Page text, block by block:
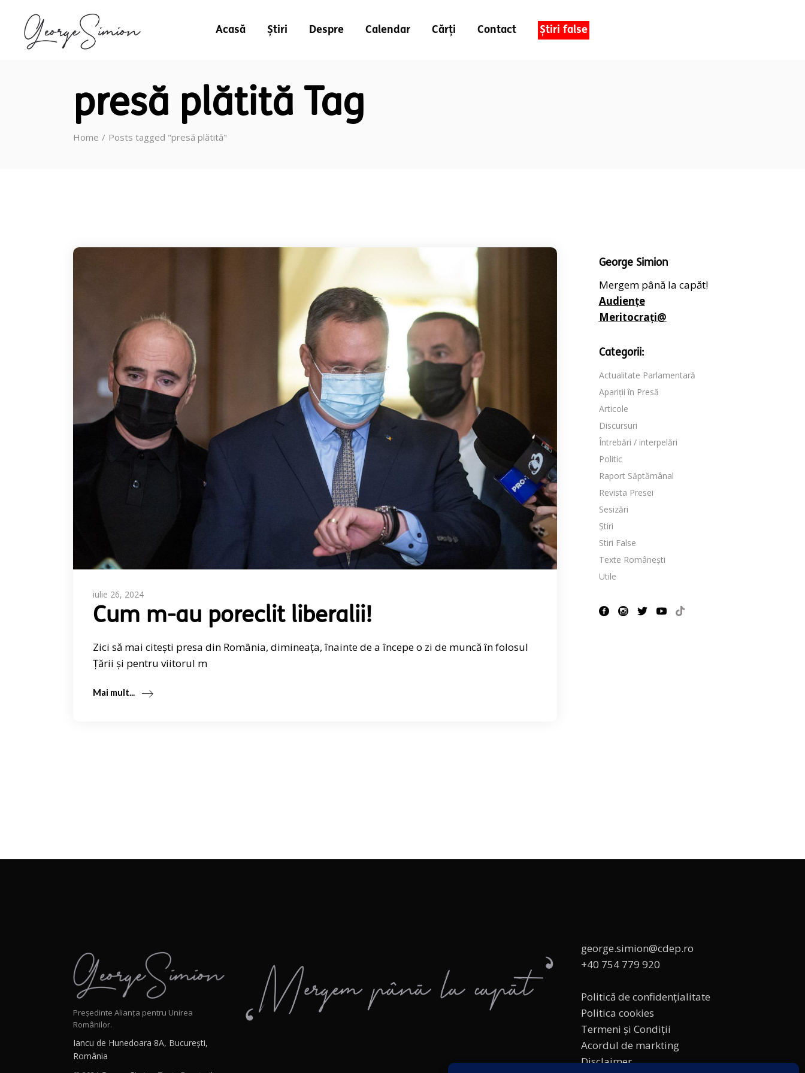
Acasă Știri Despre Calendar Cărți Contact Știri false
presă plătită Tag
Home Posts tagged "presă plătită"
iulie 26, 2024
Cum m-au poreclit liberalii!
Zici să mai citești presa din România, dimineața, înainte de a începe o zi de muncă în folosul
Țării și pentru viitorul m
Mai mult...
George Simion
Mergem până la capăt!
Audiențe
Meritocrați@
Categorii:
Actualitate Parlamentară
Apariții în Presă
Articole
Discursuri
Întrebări / interpelări
Politic
Raport Săptămânal
Revista Presei
Sesizări
Știri
Stiri False
Texte Românești
Utile
Președinte Alianța pentru Unirea
Românilor.
Iancu de Hunedoara 8A, București,
România
george.simion@cdep.ro
+40 754 779 920
Politică de confidențialitate
Politica cookies
Termeni și Condiții
Acordul de markting
Disclaimer